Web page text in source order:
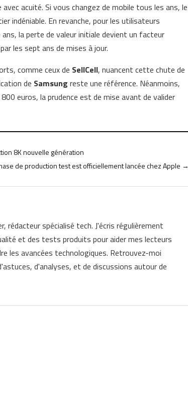
acuité. Si vous changez de mobile tous les ans, le
indéniable. En revanche, pour les utilisateurs
la perte de valeur initiale devient un facteur
les sept ans de mises à jour.
comme ceux de SellCell, nuancent cette chute de
de Samsung reste une référence. Néanmoins,
euros, la prudence est de mise avant de valider
8K nouvelle génération
de production test est officiellement lancée chez Apple →
rédacteur spécialisé tech. J'écris régulièrement
et des tests produits pour aider mes lecteurs
les avancées technologiques. Retrouvez-moi
d'analyses, et de discussions autour de